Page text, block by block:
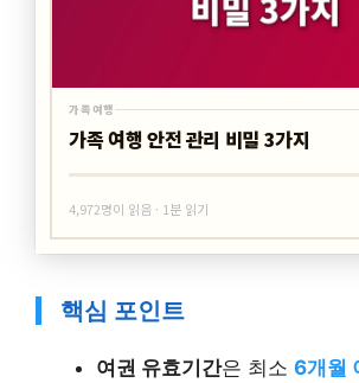
가족여행
가족 여행 안전 관리 비밀 3가지
4,972명이 읽음 · 1분 읽기
핵심 포인트
여권 유효기간은 최소 6개월